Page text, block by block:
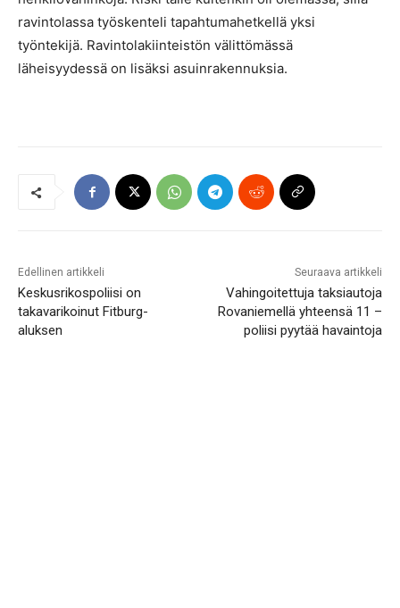
ravintolassa työskenteli tapahtumahetkellä yksi
työntekijä. Ravintolakiinteistön välittömässä
läheisyydessä on lisäksi asuinrakennuksia.
Edellinen artikkeli
Keskusrikospoliisi on
takavarikoinut Fitburg-
aluksen
Seuraava artikkeli
Vahingoitettuja taksiautoja
Rovaniemellä yhteensä 11 –
poliisi pyytää havaintoja